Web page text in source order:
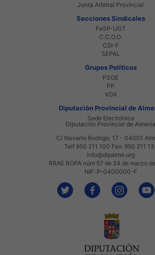
Junta Arbitral Provincial
Secciones Sindicales
FeSP-UGT
C.C.O.O.
CSI-F
SEPAL
Grupos Políticos
PSOE
PP
VOX
Diputación Provincial de
Sede Electrónica
Diputación Provincial de Almería
C/ Navarro Rodrigo, 17 - 04001
Telf 950 211 100 Fax: 950 211
info@dipalme.org
RRAE BOPA núm 57 de 24 de marzo
NIF: P-0400000-F